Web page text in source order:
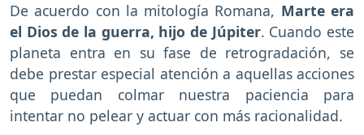
De acuerdo con la mitología Romana, Marte era
el Dios de la guerra, hijo de Júpiter. Cuando este
planeta entra en su fase de retrogradación, se
debe prestar especial atención a aquellas acciones
que puedan colmar nuestra paciencia para
intentar no pelear y actuar con más racionalidad.